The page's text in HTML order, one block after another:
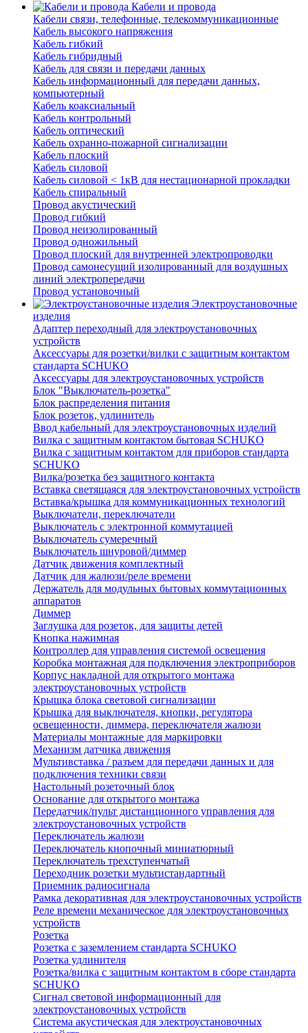
Кабели и провода
Кабели связи, телефонные, телекоммуникационные
Кабель высокого напряжения
Кабель гибкий
Кабель гибридный
Кабель для связи и передачи данных
Кабель информационный для передачи данных,
компьютерный
Кабель коаксиальный
Кабель контрольный
Кабель оптический
Кабель охранно-пожарной сигнализации
Кабель плоский
Кабель силовой
Кабель силовой < 1кВ для нестационарной прокладки
Кабель спиральный
Провод акустический
Провод гибкий
Провод неизолированный
Провод одножильный
Провод плоский для внутренней электропроводки
Провод самонесущий изолированный для воздушных
линий электропередачи
Провод установочный
Электроустановочные
изделия
Адаптер переходный для электроустановочных
устройств
Аксессуары для розетки/вилки с защитным контактом
стандарта SCHUKO
Аксессуары для электроустановочных устройств
Блок "Выключатель-розетка"
Блок распределения питания
Блок розеток, удлинитель
Ввод кабельный для электроустановочных изделий
Вилка с защитным контактом бытовая SCHUKO
Вилка с защитным контактом для приборов стандарта
SCHUKO
Вилка/розетка без защитного контакта
Вставка светящаяся для электроустановочных устройств
Вставка/крышка для коммуникационных технологий
Выключатели, переключатели
Выключатель с электронной коммутацией
Выключатель сумеречный
Выключатель шнуровой/диммер
Датчик движения комплектный
Датчик для жалюзи/реле времени
Держатель для модульных бытовых коммутационных
аппаратов
Диммер
Заглушка для розеток, для защиты детей
Кнопка нажимная
Контроллер для управления системой освещения
Коробка монтажная для подключения электроприборов
Корпус накладной для открытого монтажа
электроустановочных устройств
Крышка блока световой сигнализации
Крышка для выключателя, кнопки, регулятора
освещенности, диммера, переключателя жалюзи
Материалы монтажные для маркировки
Механизм датчика движения
Мультивставка / разъем для передачи данных и для
подключения техники связи
Настольный розеточный блок
Основание для открытого монтажа
Передатчик/пульт дистанционного управления для
электроустановочных устройств
Переключатель жалюзи
Переключатель кнопочный миниатюрный
Переключатель трехступенчатый
Переходник розетки мультистандартный
Приемник радиосигнала
Рамка декоративная для электроустановочных устройств
Реле времени механическое для электроустановочных
устройств
Розетка
Розетка с заземлением стандарта SCHUKO
Розетка удлинителя
Розетка/вилка с защитным контактом в сборе стандарта
SCHUKO
Сигнал световой информационный для
электроустановочных устройств
Система акустическая для электроустановочных